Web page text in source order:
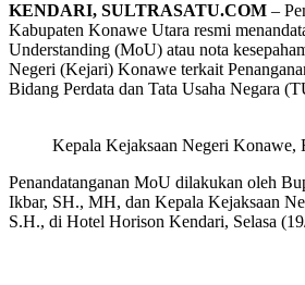
KENDARI, SULTRASATU.COM –
Kabupaten Konawe Utara resmi
Understanding (MoU) atau nota
Negeri (Kejari) Konawe terkait
Bidang Perdata dan Tata Usaha Negara
Kepala Kejaksaan Negeri
Penandatanganan MoU dilakukan oleh
Ikbar, SH., MH, dan Kepala Kejaksaan
S.H., di Hotel Horison Kendari, Selasa